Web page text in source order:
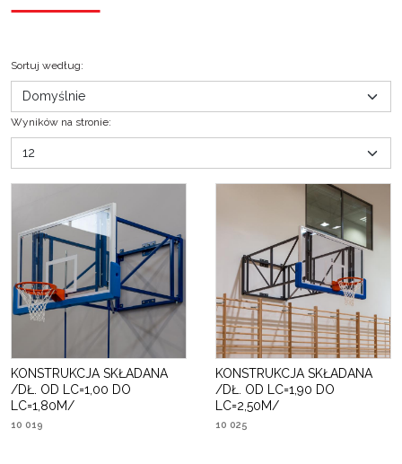
Sortuj według:
Wyników na stronie:
KONSTRUKCJA SKŁADANA
/DŁ. OD LC=1,00 DO
LC=1,80M/
10 019
KONSTRUKCJA SKŁADANA
/DŁ. OD LC=1,90 DO
LC=2,50M/
10 025